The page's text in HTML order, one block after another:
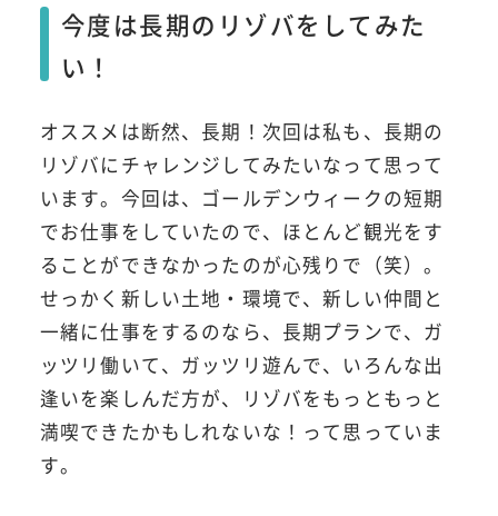
今度は長期のリゾバをしてみた
い！
オススメは断然、長期！次回は私も、長期の
リゾバにチャレンジしてみたいなって思って
います。今回は、ゴールデンウィークの短期
でお仕事をしていたので、ほとんど観光をす
ることができなかったのが心残りで（笑）。
せっかく新しい土地・環境で、新しい仲間と
一緒に仕事をするのなら、長期プランで、ガ
ッツリ働いて、ガッツリ遊んで、いろんな出
逢いを楽しんだ方が、リゾバをもっともっと
満喫できたかもしれないな！って思っていま
す。